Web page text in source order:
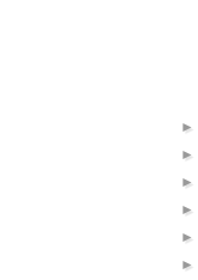
►
►
►
►
►
►